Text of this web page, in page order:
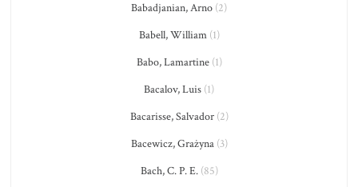
Babadjanian, Arno (2)
Babell, William(1)
Babo, Lamartine(1)
Bacalov, Luis (1)
Bacarisse, Salvador(2)
Bacewicz, Grażyna(3)
Bach, C. P. E.(85)